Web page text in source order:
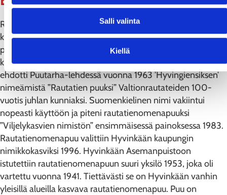
Salli valinta
Kiellä
Riihimäen asemalla kasvavat oletettavasti Suomen
korkeimmat rautatienomenapuut. Helsingin
päärautatieaseman edustalla kasvava puuyksilö ihastuttaa
kulkijoita erityisesti kukkiessaan keväisin. Kalle Jokela
ehdotti Puutarha-lehdessä vuonna 1963 ’Hyvingiensiksen’
nimeämistä ”Rautatien puuksi” Valtionrautateiden 100-
vuotis juhlan kunniaksi. Suomenkielinen nimi vakiintui
nopeasti käyttöön ja piteni rautatienomenapuuksi
”Viljelykasvien nimistön” ensimmäisessä painoksessa 1983.
Rautatienomenapuu valittiin Hyvinkään kaupungin
nimikkokasviksi 1996. Hyvinkään Asemanpuistoon
istutettiin rautatienomenapuun suuri yksilö 1953, joka oli
vartettu vuonna 1941. Tiettävästi se on Hyvinkään vanhin
yleisillä alueilla kasvava rautatienomenapuu. Puu on